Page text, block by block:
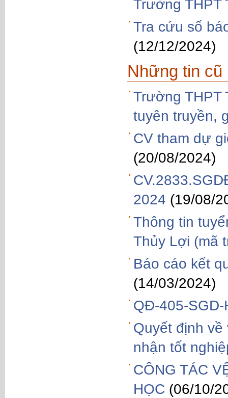
Trường THPT
Tra cứu số
(12/12/2024)
Những tin cũ
Trường THPT
tuyên truyền,
CV tham dự
(20/08/2024)
2024 (19/08/
Thông tin
Thủy Lợi (mã
Báo cáo kết
(14/03/2024)
QĐ-405-
Quyết định
nhận tốt
CÔNG TÁC
HỌC (06/10/